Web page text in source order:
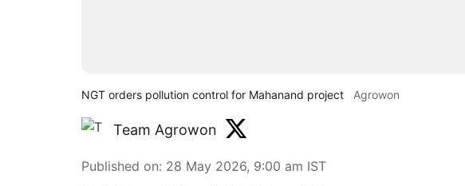
NGT orders pollution control for Mahanand project Agrowon
Team Agrowon
Published on: 28 May 2026, 9:00 am IST